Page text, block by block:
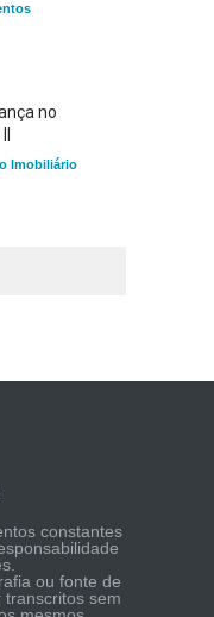
no
Imobiliário
constantes
ou fonte de
sem